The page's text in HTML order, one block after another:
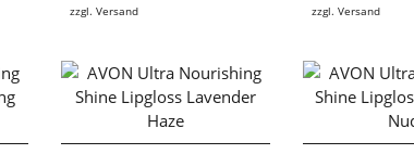
zzgl. Versand zzgl. Versand